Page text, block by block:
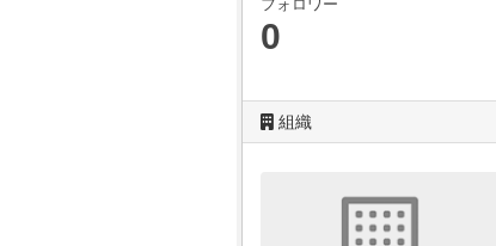
フォロワー
0
組織